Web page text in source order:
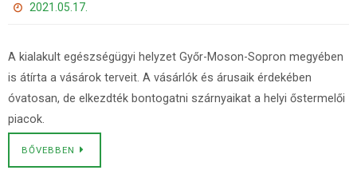
2021.05.17.
A kialakult egészségügyi helyzet Győr-Moson-Sopron megyében
is átírta a vásárok terveit. A vásárlók és árusaik érdekében
óvatosan, de elkezdték bontogatni szárnyaikat a helyi őstermelői
piacok.
BŐVEBBEN